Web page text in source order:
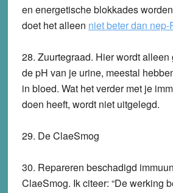
en energetische blokkades
doet het alleen niet beter dan nep-
28. Zuurtegraad. Hier wordt
de pH van je urine, meestal
in bloed. Wat het verder met je
doen heeft, wordt niet uitgelegd.
29. De ClaeSmog
30. Repareren beschadigd
ClaeSmog. Ik citeer: “De werking